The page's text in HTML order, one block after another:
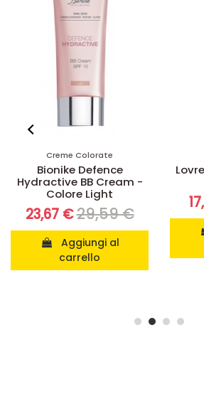
Creme Colorate
Bionike Defence
Hydractive BB Cream -
Colore Light
23,67 €29,59 €
carrello